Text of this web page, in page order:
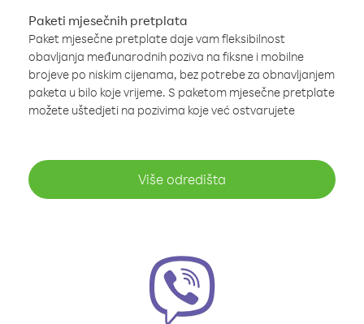
Paketi mjesečnih pretplata
Paket mjesečne pretplate daje vam fleksibilnost
obavljanja međunarodnih poziva na fiksne i mobilne
brojeve po niskim cijenama, bez potrebe za obnavljanjem
paketa u bilo koje vrijeme. S paketom mjesečne pretplate
možete uštedjeti na pozivima koje već ostvarujete
Više odredišta